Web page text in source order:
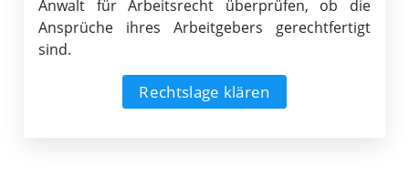
Anwalt für Arbeitsrecht überprüfen, ob die
Ansprüche ihres Arbeitgebers gerechtfertigt
sind.
Rechtslage klären